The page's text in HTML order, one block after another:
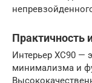
Практичность
Интерьер XC90 —
минимализма и